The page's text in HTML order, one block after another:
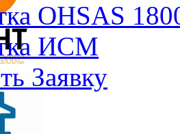
OHSAS
ИСМ
Заявку